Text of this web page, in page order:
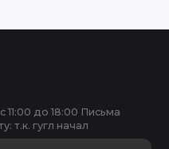
11:00 до 18:00 Письма
т.к. гугл начал